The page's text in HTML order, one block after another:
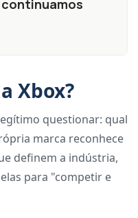
continuamos
Xbox?
questionar: qual
marca reconhece
definem a indústria,
para "competir e